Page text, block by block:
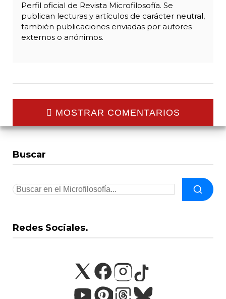
Perfil oficial de Revista Microfilosofía. Se
publican lecturas y artículos de carácter neutral,
también publicaciones enviadas por autores
externos o anónimos.
MOSTRAR COMENTARIOS
Buscar
Redes Sociales.